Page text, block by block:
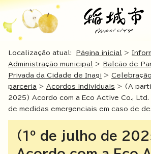
Localização atual: Página inicial >
Administração municipal
>
Balcão de
Privada da Cidade de Inagi >
parceria > Acordos individuais > (A
2025) Acordo com a Eco Active Co.,
de medidas emergenciais em caso de
(1º de julho de